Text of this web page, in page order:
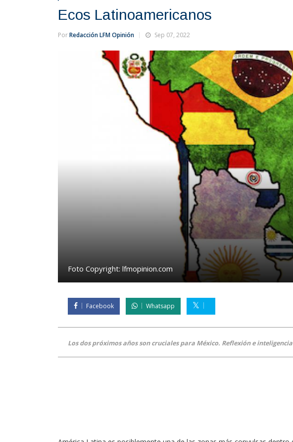
Ecos Latinoamericanos
PorRedacción LFM Opinión Sep 07, 2022
Foto Copyright: lfmopinion.com
Facebook Whatsapp
Los dos próximos años son cruciales para México. Reflexión e